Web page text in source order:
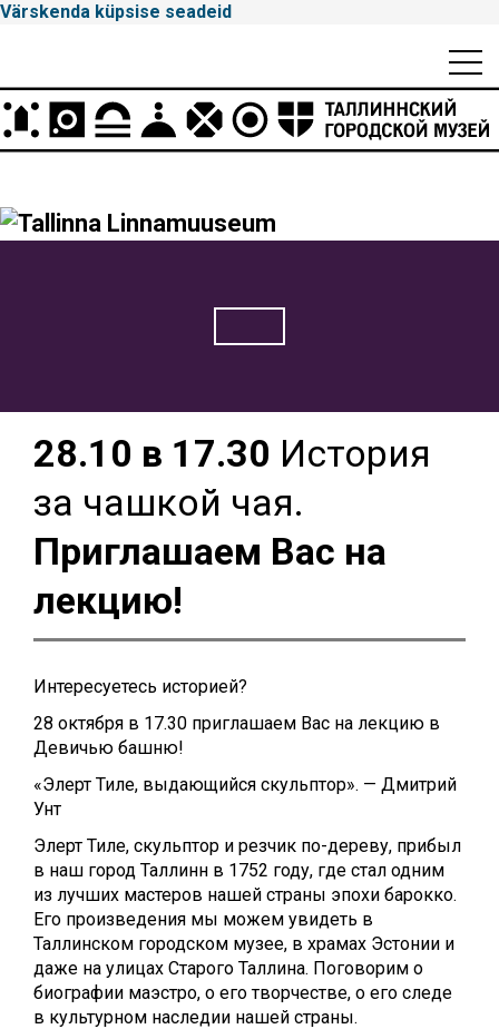
Värskenda küpsise seadeid
Peamenüü
28.10 в 17.30 История
за чашкой чая.
Приглашаем Вас на
лекцию!
Интересуетесь историей?
28 октября в 17.30 приглашаем Вас на лекцию в
Девичью башню!
«Элерт Тиле, выдающийся скульптор». — Дмитрий
Унт
Элерт Тиле, скульптор и резчик по-дереву, прибыл
в наш город Таллинн в 1752 году, где стал одним
из лучших мастеров нашей страны эпохи барокко.
Его произведения мы можем увидеть в
Таллинском городском музее, в храмах Эстонии и
даже на улицах Старого Таллина. Поговорим о
биографии маэстро, о его творчестве, о его следе
в культурном наследии нашей страны.